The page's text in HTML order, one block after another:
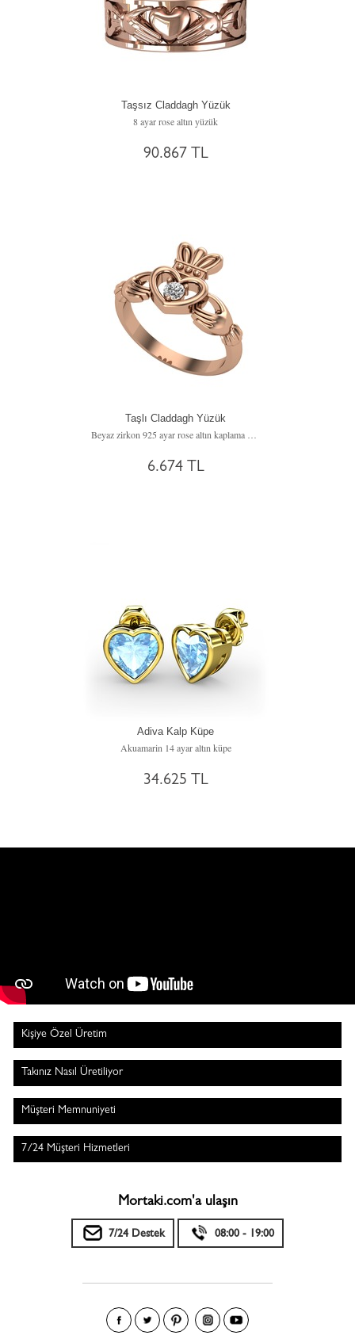
Taşsız Claddagh Yüzük
8 ayar rose altın yüzük
90.867 TL
Taşlı Claddagh Yüzük
6.674 TL
Adiva Kalp Küpe
Akuamarin 14 ayar altın küpe
34.625 TL
Kişiye Özel Üretim
Takınız Nasıl Üretiliyor
Müşteri Memnuniyeti
7/24 Müşteri Hizmetleri
Mortaki.com'a ulaşın
7/24 Destek 08:00 - 19:00